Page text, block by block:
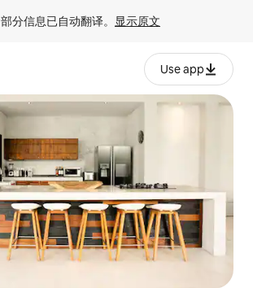
部分信息已自动翻译。 显示原文
Use app